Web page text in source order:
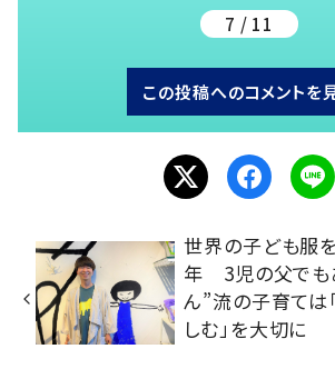
7 / 11
この投稿へのコメントを
世界の子ども服
年 3児の父でも
ん”流の子育ては
しむ」を大切に